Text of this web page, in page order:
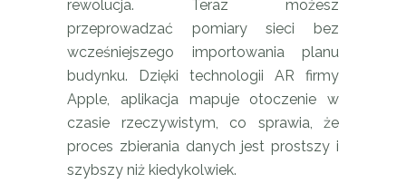
rewolucja. Teraz możesz
przeprowadzać pomiary sieci bez
wcześniejszego importowania planu
budynku. Dzięki technologii AR firmy
Apple, aplikacja mapuje otoczenie w
czasie rzeczywistym, co sprawia, że
proces zbierania danych jest prostszy i
szybszy niż kiedykolwiek.